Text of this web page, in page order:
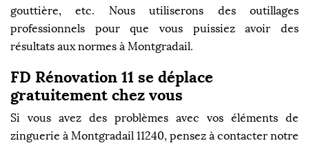
gouttière, etc. Nous utiliserons des outillages
professionnels pour que vous puissiez avoir des
résultats aux normes à Montgradail.
FD Rénovation 11 se déplace
gratuitement chez vous
Si vous avez des problèmes avec vos éléments de
zinguerie à Montgradail 11240, pensez à contacter notre